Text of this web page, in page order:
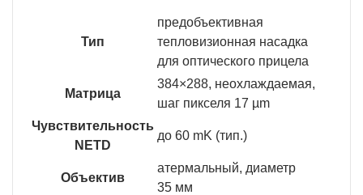
Тип
предобъективная
тепловизионная насадка
для оптического прицела
Матрица
384×288, неохлаждаемая,
шаг пикселя 17 µm
Чувствительность
NETD
до 60 mK (тип.)
Объектив
атермальный, диаметр
35 мм